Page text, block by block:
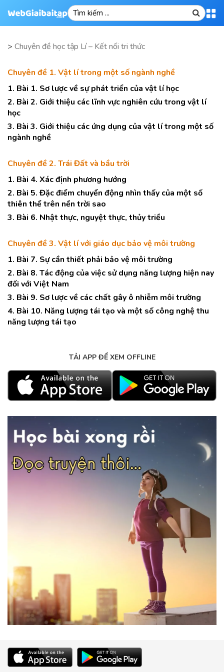
> Chuyên đề học tập Lí – Kết nối tri thức
Chuyên đề 1. Vật lí trong một số ngành nghề
1. Bài 1. Sơ lược về sự phát triển của vật lí học
2. Bài 2. Giới thiệu các lĩnh vực nghiên cứu trong vật lí
học
3. Bài 3. Giới thiệu các ứng dụng của vật lí trong một số
ngành nghề
Chuyên đề 2. Trái Đất và bầu trời
1. Bài 4. Xác định phương hướng
2. Bài 5. Đặc điểm chuyển động nhìn thấy của một số
thiên thể trên nền trời sao
3. Bài 6. Nhật thực, nguyệt thực, thủy triều
Chuyên đề 3. Vật lí với giáo dục bảo vệ môi trường
1. Bài 7. Sự cần thiết phải bảo vệ môi trường
2. Bài 8. Tác động của việc sử dụng năng lượng hiện nay
đối với Việt Nam
3. Bài 9. Sơ lược về các chất gây ô nhiễm môi trường
4. Bài 10. Năng lượng tái tạo và một số công nghệ thu
năng lượng tái tạo
TẢI APP ĐỂ XEM OFFLINE